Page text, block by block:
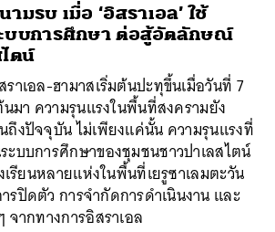
มรบ เมื่อ ‘อิสราเอล’ ใช้
บบการศึกษา ต่อสู้อัตลักษณ์
ตน์
าเอล-ฮามาสเริ่มต้นปะทุขึ้นเมื่อวันที่ 7
มา ความรุนแรงในพื้นที่สงครามยัง
ถึงปัจจุบัน ไม่เพียงแค่นั้น ความรุนแรงที่
ะบบการศึกษาของชุมชนชาวปาเลสไตน์
เรียนหลายแห่งในพื้นที่เยรูซาเลมตะวัน
ปิดตัว การจำกัดการดำเนินงาน และ
ากทางการอิสราเอล